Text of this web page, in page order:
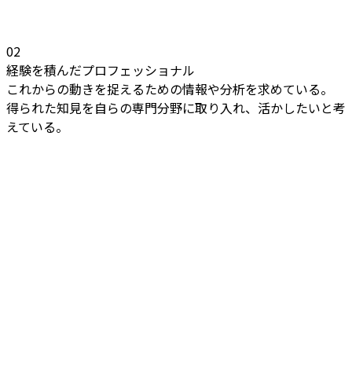
02
経験を積んだプロフェッショナル
これからの動きを捉えるための情報や分析を求めている。
得られた知見を自らの専門分野に取り入れ、活かしたいと考
えている。